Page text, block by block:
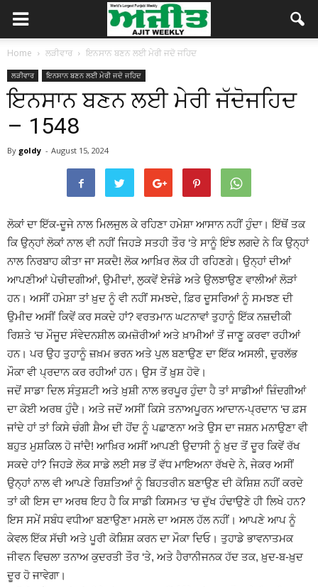
Home ਲੜੀਵਾਰ ਇਨਸਾਨ ਬਣਨ ਲਈ ਮੇਰੀ ਜਦੋ ਜਹਿਦ
ਲੜੀਵਾਰ ਇਨਸਾਨ ਬਣਨ ਲਈ ਮੇਰੀ ਜਦੋ ਜਹਿਦ
ਇਨਸਾਨ ਬਣਨ ਲਈ ਮੇਰੀ ਜੱਦੋਜਹਿਦ
– 1548
By goldy - August 15, 2024
ਲੋਕਾਂ ਦਾ ਇੱਕ-ਦੂਜੇ ਨਾਲ ਮਿਲਜੁਲ ਕੇ ਰਹਿਣਾ ਹਮੇਸ਼ਾ ਆਸਾਨ ਨਹੀਂ ਹੁੰਦਾ। ਇੱਥੋਂ ਤਕ
ਕਿ ਉਨ੍ਹਾਂ ਲੋਕਾਂ ਨਾਲ ਵੀ ਨਹੀਂ ਜਿਹੜੇ ਸਤਹੀ ਤੌਰ ‘ਤੇ ਸਾਨੂੰ ਇੰਝ ਲਗਦੇ ਨੇ ਕਿ ਉਨ੍ਹਾਂ
ਨਾਲ ਨਿਰਬਾਹ ਕੀਤਾ ਜਾ ਸਕਦੈ! ਲੋਕ ਆਖ਼ਿਰ ਲੋਕ ਹੀ ਰਹਿਣਗੇ। ਉਨ੍ਹਾਂ ਦੀਆਂ
ਆਪਣੀਆਂ ਪੇਚੀਦਗੀਆਂ, ਉਮੀਦਾਂ, ਲੁਕਵੇਂ ਏਜੰਡੇ ਅਤੇ ਉਲਝਾਉਣ ਵਾਲੀਆਂ ਲੋੜਾਂ
ਹਨ। ਅਸੀਂ ਹਮੇਸ਼ਾ ਤਾਂ ਖ਼ੁਦ ਨੂੰ ਵੀ ਨਹੀਂ ਸਮਝਦੇ, ਫ਼ਿਰ ਦੂਸਰਿਆਂ ਨੂੰ ਸਮਝਣ ਦੀ
ਉਮੀਦ ਅਸੀਂ ਕਿਵੇਂ ਕਰ ਸਕਦੇ ਹਾਂ? ਵਰਤਮਾਨ ਘਟਨਾਵਾਂ ਤੁਹਾਨੂੰ ਇੱਕ ਨਜ਼ਦੀਕੀ
ਰਿਸ਼ਤੇ ‘ਚ ਮੌਜੂਦ ਸੰਵੇਦਨਸ਼ੀਲ ਕਮਜ਼ੋਰੀਆਂ ਅਤੇ ਖ਼ਾਮੀਆਂ ਤੋਂ ਜਾਣੂ ਕਰਵਾ ਰਹੀਆਂ
ਹਨ। ਪਰ ਉਹ ਤੁਹਾਨੂੰ ਜ਼ਖ਼ਮ ਭਰਨ ਅਤੇ ਪੁਲ ਬਣਾਉਣ ਦਾ ਇੱਕ ਅਸਲੀ, ਦੁਰਲੱਭ
ਮੌਕਾ ਵੀ ਪ੍ਰਦਾਨ ਕਰ ਰਹੀਆਂ ਹਨ। ਉਸ ਤੋਂ ਖ਼ੁਸ਼ ਹੋਵੋ।
ਜਦੋਂ ਸਾਡਾ ਦਿਲ ਸੰਤੁਸ਼ਟੀ ਅਤੇ ਖ਼ੁਸ਼ੀ ਨਾਲ ਭਰਪੂਰ ਹੁੰਦਾ ਹੈ ਤਾਂ ਸਾਡੀਆਂ ਜ਼ਿੰਦਗੀਆਂ
ਦਾ ਕੋਈ ਅਰਥ ਹੁੰਦੈ। ਅਤੇ ਜਦੋਂ ਅਸੀਂ ਕਿਸੇ ਤਨਾਅਪੂਰਨ ਆਦਾਨ-ਪ੍ਰਦਾਨ ‘ਚ ਫ਼ਸ
ਜਾਂਦੇ ਹਾਂ ਤਾਂ ਕਿਸੇ ਚੰਗੀ ਸ਼ੈਅ ਦੀ ਹੋਂਦ ਨੂੰ ਪਛਾਣਨਾ ਅਤੇ ਉਸ ਦਾ ਜਸ਼ਨ ਮਨਾਉਣਾ ਵੀ
ਬਹੁਤ ਮੁਸ਼ਕਿਲ ਹੋ ਜਾਂਦੈ! ਆਖ਼ਿਰ ਅਸੀਂ ਆਪਣੀ ਉਦਾਸੀ ਨੂੰ ਖ਼ੁਦ ਤੋਂ ਦੂਰ ਕਿਵੇਂ ਰੱਖ
ਸਕਦੇ ਹਾਂ? ਜਿਹੜੇ ਲੋਕ ਸਾਡੇ ਲਈ ਸਭ ਤੋਂ ਵੱਧ ਮਾਇਅਨਾ ਰੱਖਦੇ ਨੇ, ਜੇਕਰ ਅਸੀਂ
ਉਨ੍ਹਾਂ ਨਾਲ ਵੀ ਆਪਣੇ ਰਿਸ਼ਤਿਆਂ ਨੂੰ ਬਿਹਤਰੀਨ ਬਣਾਉਣ ਦੀ ਕੋਸ਼ਿਸ਼ ਨਹੀਂ ਕਰਦੇ
ਤਾਂ ਕੀ ਇਸ ਦਾ ਅਰਥ ਇਹ ਹੈ ਕਿ ਸਾਡੀ ਕਿਸਮਤ ‘ਚ ਦੁੱਖ ਹੰਢਾਉਣੇ ਹੀ ਲਿਖੇ ਹਨ?
ਇਸ ਸਮੇਂ ਸਬੰਧ ਵਧੀਆ ਬਣਾਉਣਾ ਮਸਲੇ ਦਾ ਅਸਲ ਹੱਲ ਨਹੀਂ। ਆਪਣੇ ਆਪ ਨੂੰ
ਕੇਵਲ ਇੱਕ ਸੱਚੀ ਅਤੇ ਪੂਰੀ ਕੋਸ਼ਿਸ਼ ਕਰਨ ਦਾ ਮੌਕਾ ਦਿਓ। ਤੁਹਾਡੇ ਭਾਵਨਾਤਮਕ
ਜੀਵਨ ਵਿਚਲਾ ਤਨਾਅ ਕੁਦਰਤੀ ਤੌਰ ‘ਤੇ, ਅਤੇ ਹੈਰਾਨੀਜਨਕ ਹੱਦ ਤਕ, ਖ਼ੁਦ-ਬ-ਖ਼ੁਦ
ਦੂਰ ਹੋ ਜਾਵੇਗਾ।